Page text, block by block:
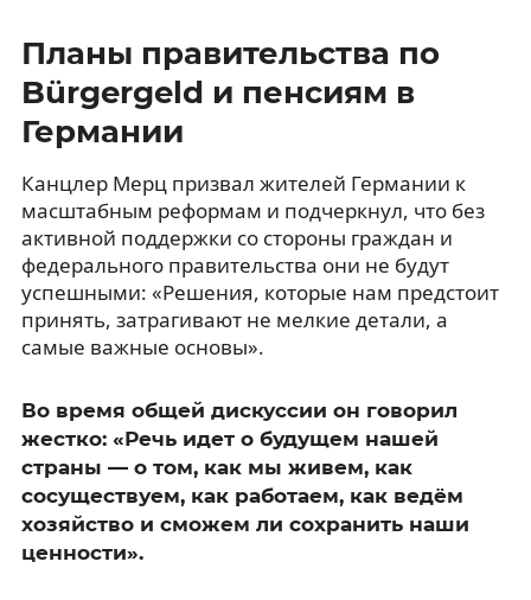
Планы правительства по
Bürgergeld и пенсиям в
Германии
Канцлер Мерц призвал жителей Германии к
масштабным реформам и подчеркнул, что без
активной поддержки со стороны граждан и
федерального правительства они не будут
успешными: «Решения, которые нам предстоит
принять, затрагивают не мелкие детали, а
самые важные основы».
Во время общей дискуссии он говорил
жестко: «Речь идет о будущем нашей
страны — о том, как мы живем, как
сосуществуем, как работаем, как ведём
хозяйство и сможем ли сохранить наши
ценности».